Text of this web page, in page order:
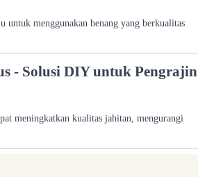
untuk menggunakan benang yang berkualitas
- Solusi DIY untuk Pengrajin
meningkatkan kualitas jahitan, mengurangi